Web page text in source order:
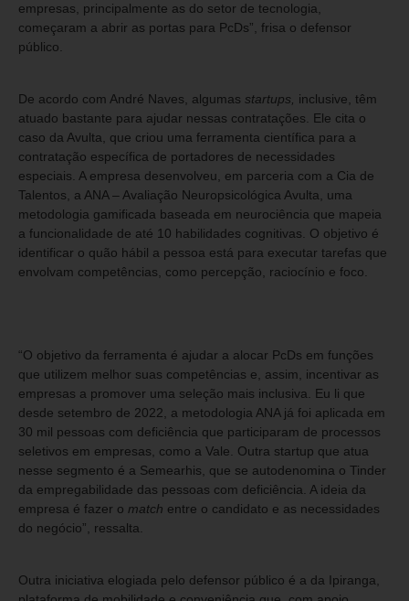
empresas, principalmente as do setor de tecnologia,
começaram a abrir as portas para PcDs”, frisa o defensor
público.
De acordo com André Naves, algumas startups, inclusive, têm
atuado bastante para ajudar nessas contratações. Ele cita o
caso da Avulta, que criou uma ferramenta científica para a
contratação específica de portadores de necessidades
especiais. A empresa desenvolveu, em parceria com a Cia de
Talentos, a ANA – Avaliação Neuropsicológica Avulta, uma
metodologia gamificada baseada em neurociência que mapeia
a funcionalidade de até 10 habilidades cognitivas. O objetivo é
identificar o quão hábil a pessoa está para executar tarefas que
envolvam competências, como percepção, raciocínio e foco.
“O objetivo da ferramenta é ajudar a alocar PcDs em funções
que utilizem melhor suas competências e, assim, incentivar as
empresas a promover uma seleção mais inclusiva. Eu li que
desde setembro de 2022, a metodologia ANA já foi aplicada em
30 mil pessoas com deficiência que participaram de processos
seletivos em empresas, como a Vale. Outra startup que atua
nesse segmento é a Semearhis, que se autodenomina o Tinder
da empregabilidade das pessoas com deficiência. A ideia da
empresa é fazer o match entre o candidato e as necessidades
do negócio”, ressalta.
Outra iniciativa elogiada pelo defensor público é a da Ipiranga,